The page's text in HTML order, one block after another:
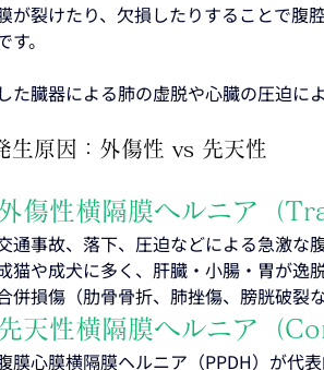
が裂けたり、欠損したりすることで腹
す。
た臓器による肺の虚脱や心臓の圧迫に
原因：外傷性 vs 先天性
傷性横隔膜ヘルニア（
通事故、落下、圧迫などによる急激な
猫や成犬に多く、肝臓・小腸・胃が逸
併損傷（肋骨骨折、肺挫傷、膀胱破裂
天性横隔膜ヘルニア（
膜心膜横隔膜ヘルニア（PPDH）が代